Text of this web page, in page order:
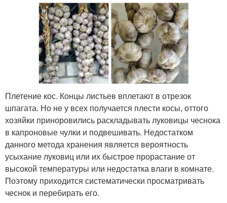
Плетение кос. Концы листьев вплетают в отрезок
шпагата. Но не у всех получается плести косы, оттого
хозяйки приноровились раскладывать луковицы чеснока
в капроновые чулки и подвешивать. Недостатком
данного метода хранения является вероятность
усыхание луковиц или их быстрое прорастание от
высокой температуры или недостатка влаги в комнате.
Поэтому приходится систематически просматривать
чеснок и перебирать его.